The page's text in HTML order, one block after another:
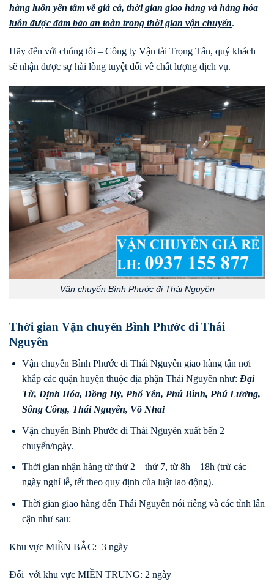
hàng luôn yên tâm về giá cả, thời gian giao hàng và hàng hóa
luôn được đảm bảo an toàn trong thời gian vận chuyển.
Hãy đến với chúng tôi – Công ty Vận tải Trọng Tấn, quý khách
sẽ nhận được sự hài lòng tuyệt đối về chất lượng dịch vụ.
Vận chuyển Bình Phước đi Thái Nguyên
Thời gian Vận chuyển Bình Phước đi Thái
Nguyên
Vận chuyển Bình Phước đi Thái Nguyên giao hàng tận nơi
khắp các quận huyện thuộc địa phận Thái Nguyên như: Đại
Từ, Định Hóa, Đồng Hỷ, Phổ Yên, Phú Bình, Phú Lương,
Sông Công, Thái Nguyên, Võ Nhai
Vận chuyển Bình Phước đi Thái Nguyên xuất bến 2
chuyến/ngày.
Thời gian nhận hàng từ thứ 2 – thứ 7, từ 8h – 18h (trừ các
ngày nghỉ lễ, tết theo quy định của luật lao động).
Thời gian giao hàng đến Thái Nguyên nói riêng và các tỉnh lân
cận như sau:
Khu vực MIỀN BẮC: 3 ngày
Đối với khu vực MIỀN TRUNG: 2 ngày